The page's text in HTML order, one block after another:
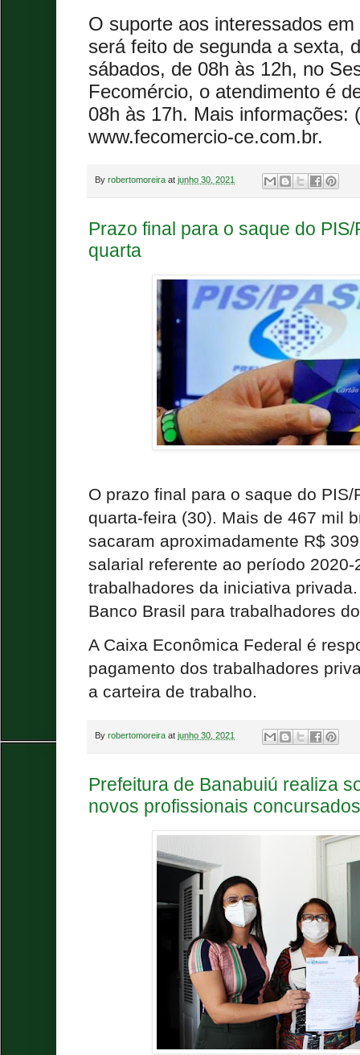
O suporte aos interessados
será feito de segunda a sexta,
sábados, de 08h às 12h, no
Fecomércio, o atendimento é
08h às 17h. Mais informações:
www.fecomercio-ce.com.br.
By robertomoreira at junho 30, 2021
Prazo final para o saque do
quarta
O prazo final para o saque do
quarta-feira (30). Mais de 467 mil
sacaram aproximadamente R$
salarial referente ao período
trabalhadores da iniciativa
Banco Brasil para trabalhadores
A Caixa Econômica Federal é
pagamento dos trabalhadores
a carteira de trabalho.
By robertomoreira at junho 30, 2021
Prefeitura de Banabuiú realiza
novos profissionais concursados